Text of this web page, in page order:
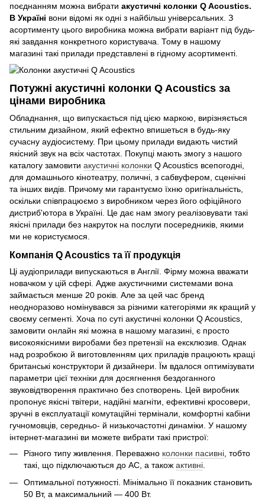
поєднанням можна вибрати акустичні колонки Q Acoustics.
В Україні вони відомі як одні з найбільш універсальних. З
асортименту цього виробника можна вибрати варіант під будь-
які завдання конкретного користувача. Тому в нашому
магазині такі прилади представлені в гідному асортименті.
Потужні акустичні колонки Q Acoustics за
цінами виробника
Обладнання, що випускається під цією маркою, вирізняється
стильним дизайном, який ефектно впишеться в будь-яку
сучасну аудіосистему. При цьому прилади видають чистий
якісний звук на всіх частотах. Покупці мають змогу з нашого
каталогу замовити акустичні колонки Q Acoustics всепогодні,
для домашнього кінотеатру, поличні, з сабвуфером, сценічні
та інших видів. Причому ми гарантуємо їхню оригінальність,
оскільки співпрацюємо з виробником через його офіційного
дистриб'ютора в Україні. Це дає нам змогу реалізовувати такі
якісні прилади без накруток на послуги посередників, якими
ми не користуємося.
Компанія Q Acoustics та її продукція
Ці аудіоприлади випускаються в Англії. Фірму можна вважати
новачком у цій сфері. Адже акустичними системами вона
займається менше 20 років. Але за цей час бренд
неодноразово номінувався за різними категоріями як кращий у
своєму сегменті. Хоча по суті акустичні колонки Q Acoustics,
замовити онлайн які можна в нашому магазині, є просто
високоякісними виробами без претензії на ексклюзив. Однак
над розробкою й виготовленням цих приладів працюють кращі
британські конструктори й дизайнери. Їм вдалося оптимізувати
параметри цієї техніки для досягнення бездоганного
звуковідтворення практично без спотворень. Цей виробник
пропонує якісні твітери, надійні магніти, ефективні кросовери,
зручні в експлуатації комутаційні термінали, комфортні кабіни
гучномовців, середньо- й низькочастотні динаміки. У нашому
інтернет-магазині ви можете вибрати такі пристрої:
Різного типу живлення. Переважно колонки пасивні , тобто
такі, що підключаються до АС, а також активні
Оптимальної потужності. Мінімально її показник становить
50 Вт, а максимальний — 400 Вт.